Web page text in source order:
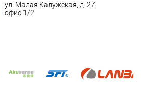
ул. Малая Калужская, д. 27,
офис 1/2